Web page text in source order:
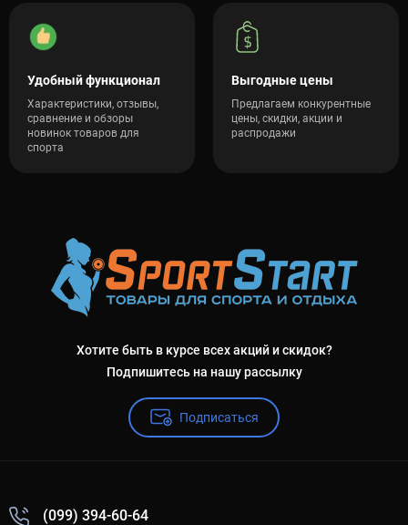
Удобный функционал
Характеристики, отзывы,
сравнение и обзоры
новинок товаров для
спорта
Выгодные цены
Предлагаем конкурентные
цены, скидки, акции и
распродажи
Хотите быть в курсе всех акций и скидок?
Подпишитесь на нашу рассылку
Подписаться
(099) 394-60-64